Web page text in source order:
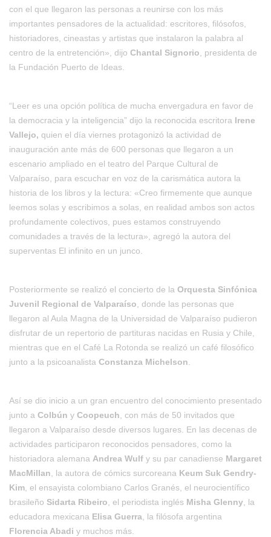
con el que llegaron las personas a reunirse con los más
importantes pensadores de la actualidad: escritores, filósofos,
historiadores, cineastas y artistas que instalaron la palabra al
centro de la entretención», dijo Chantal Signorio , presidenta de
la Fundación Puerto de Ideas.
“Leer es una opción política de mucha envergadura en favor de
la democracia y la inteligencia” dijo la reconocida escritora Irene
Vallejo, quien el día viernes protagonizó la actividad de
inauguración ante más de 600 personas que llegaron a un
escenario ampliado en el teatro del Parque Cultural de
Valparaíso, para escuchar en voz de la carismática autora la
historia de los libros y la lectura: «Creo firmemente que aunque
leemos solas y escribimos a solas, en realidad ambos son actos
profundamente colectivos, pues estamos construyendo
comunidades a través de la lectura», agregó la autora del
superventas El infinito en un junco.
Posteriormente se realizó el concierto de la Orquesta Sinfónica
Juvenil Regional de Valparaíso , donde las personas que
llegaron al Aula Magna de la Universidad de Valparaíso pudieron
disfrutar de un repertorio de partituras nacidas en Rusia y Chile,
mientras que en el Café La Rotonda se realizó un café filosófico
junto a la psicoanalista Constanza Michelson
Así se dio inicio a un gran encuentro del conocimiento presentado
junto a Colbún y Coopeuch , con más de 50 invitados que
llegaron a Valparaíso desde diversos lugares. En las decenas de
actividades participaron reconocidos pensadores, como la
historiadora alemana Andrea Wulf y su par canadiense Margaret
MacMillan , la autora de cómics surcoreana Keum Suk Gendry-
Kim , el ensayista colombiano Carlos Granés , el neurocientífico
brasileño Sidarta Ribeiro , el periodista inglés Misha Glenny , la
educadora mexicana Elisa Guerra , la filósofa argentina
Florencia Abadi y muchos más.